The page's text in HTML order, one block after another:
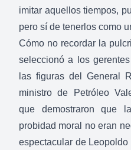
imitar aquellos tiempos,
pero sí de tenerlos como
Cómo no recordar la
seleccionó a los
las figuras del General
ministro de Petróleo
que demostraron que
probidad moral no eran
espectacular de